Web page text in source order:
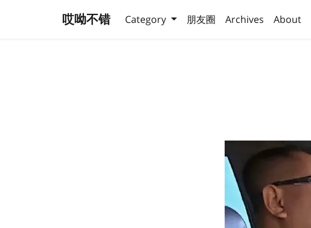
哎呦不错 Category 朋友圈 Archives About